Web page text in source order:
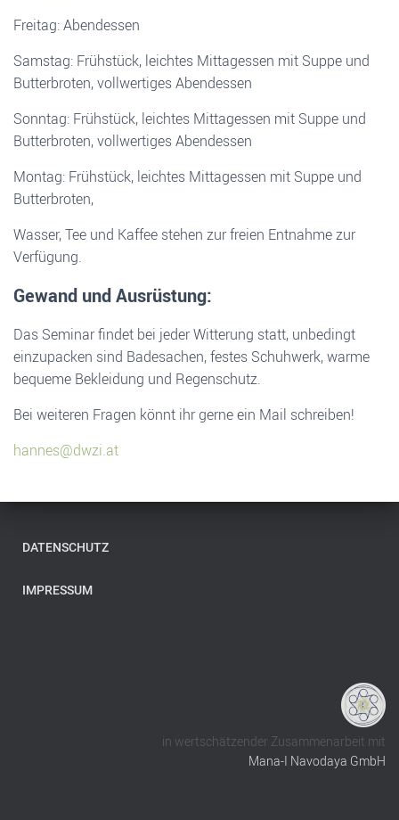
Freitag: Abendessen
Samstag: Frühstück, leichtes Mittagessen mit Suppe und
Butterbroten, vollwertiges Abendessen
Sonntag: Frühstück, leichtes Mittagessen mit Suppe und
Butterbroten, vollwertiges Abendessen
Montag: Frühstück, leichtes Mittagessen mit Suppe und
Butterbroten,
Wasser, Tee und Kaffee stehen zur freien Entnahme zur
Verfügung.
Gewand und Ausrüstung:
Das Seminar findet bei jeder Witterung statt, unbedingt
einzupacken sind Badesachen, festes Schuhwerk, warme
bequeme Bekleidung und Regenschutz.
Bei weiteren Fragen könnt ihr gerne ein Mail schreiben!
hannes@dwzi.at
DATENSCHUTZ
IMPRESSUM
in wertschätzender Zusammenarbeit mit
Mana-I Navodaya GmbH